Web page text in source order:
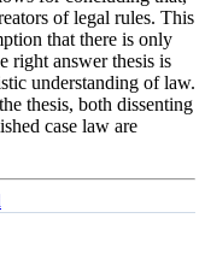
of legal rules. This
that there is only
right answer thesis is
understanding of law.
thesis, both dissenting
case law are